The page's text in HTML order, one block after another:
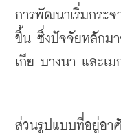
การพัฒนาเริ่มกระ
ขึ้น ซึ่งปัจจัยหลักม
เกีย บางนา และเม
ส่วนรูปแบบที่อยู่อา